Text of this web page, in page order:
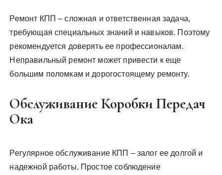
Ремонт КПП – сложная и ответственная задача,
требующая специальных знаний и навыков. Поэтому
рекомендуется доверять ее профессионалам.
Неправильный ремонт может привести к еще
большим поломкам и дорогостоящему ремонту.
Обслуживание Коробки Передач
Ока
Регулярное обслуживание КПП – залог ее долгой и
надежной работы. Простое соблюдение